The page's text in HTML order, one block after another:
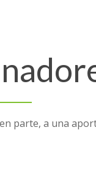
parte, a una